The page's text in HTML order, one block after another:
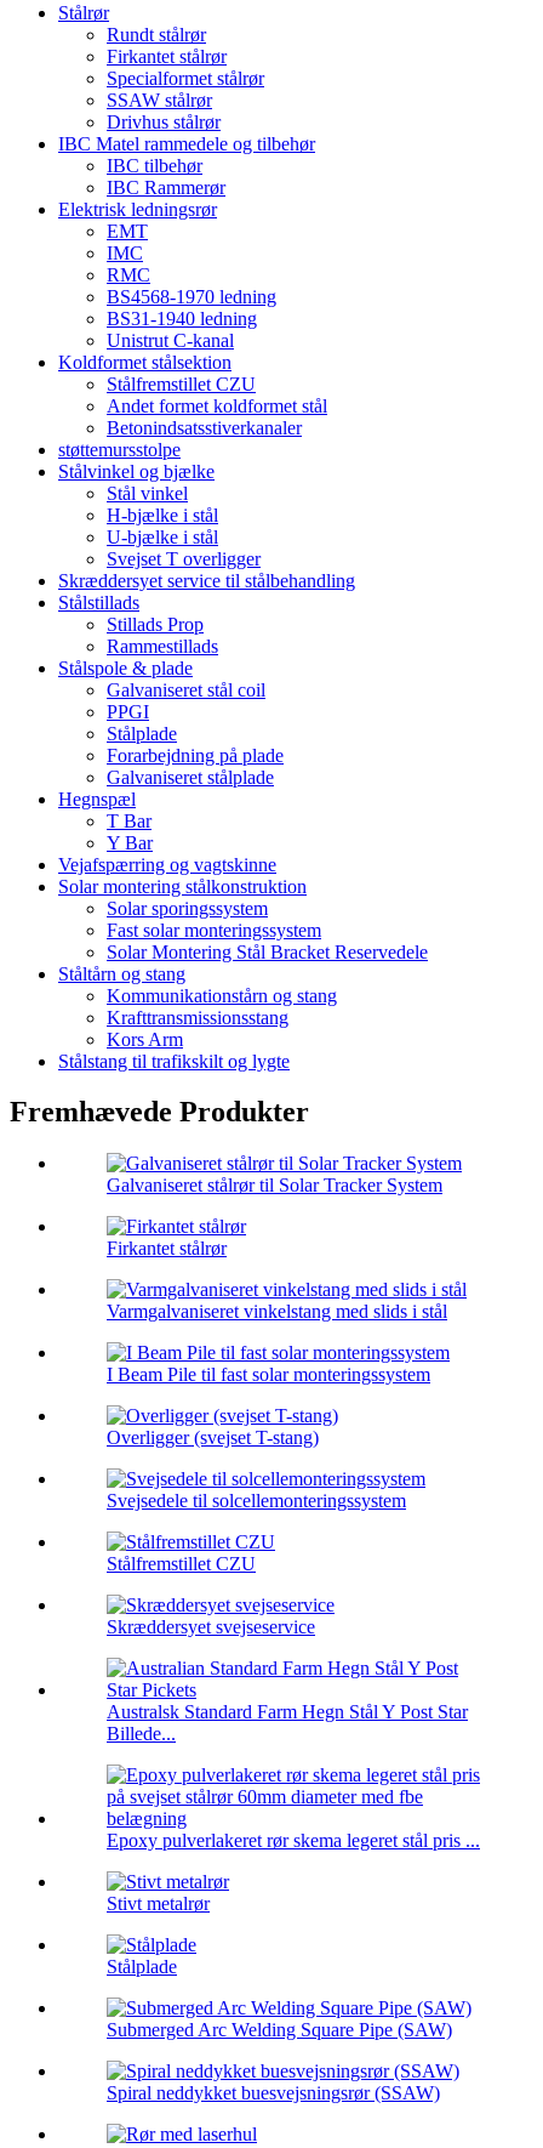
Stålrør
Rundt stålrør
Firkantet stålrør
Specialformet stålrør
SSAW stålrør
Drivhus stålrør
IBC Matel rammedele og tilbehør
IBC tilbehør
IBC Rammerør
Elektrisk ledningsrør
EMT
IMC
RMC
BS4568-1970 ledning
BS31-1940 ledning
Unistrut C-kanal
Koldformet stålsektion
Stålfremstillet CZU
Andet formet koldformet stål
Betonindsatsstiverkanaler
støttemursstolpe
Stålvinkel og bjælke
Stål vinkel
H-bjælke i stål
U-bjælke i stål
Svejset T overligger
Skræddersyet service til stålbehandling
Stålstillads
Stillads Prop
Rammestillads
Stålspole & plade
Galvaniseret stål coil
PPGI
Stålplade
Forarbejdning på plade
Galvaniseret stålplade
Hegnspæl
T Bar
Y Bar
Vejafspærring og vagtskinne
Solar montering stålkonstruktion
Solar sporingssystem
Fast solar monteringssystem
Solar Montering Stål Bracket Reservedele
Ståltårn og stang
Kommunikationstårn og stang
Krafttransmissionsstang
Kors Arm
Stålstang til trafikskilt og lygte
Fremhævede Produkter
Galvaniseret stålrør til Solar Tracker System
Firkantet stålrør
Varmgalvaniseret vinkelstang med slids i stål
I Beam Pile til fast solar monteringssystem
Overligger (svejset T-stang)
Svejsedele til solcellemonteringssystem
Stålfremstillet CZU
Skræddersyet svejseservice
Australsk Standard Farm Hegn Stål Y Post Star
Billede...
Epoxy pulverlakeret rør skema legeret stål pris ...
Stivt metalrør
Stålplade
Submerged Arc Welding Square Pipe (SAW)
Spiral neddykket buesvejsningsrør (SSAW)